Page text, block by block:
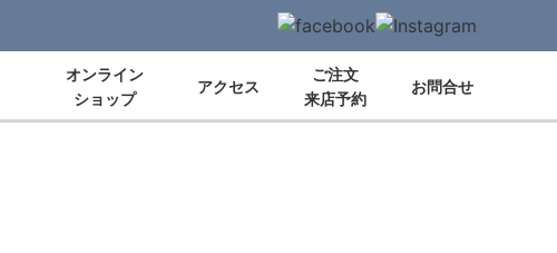
オンライン
ショップ
アクセス
ご注文
来店予約
お問合せ